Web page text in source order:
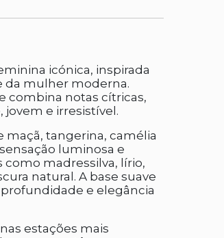
icónica, inspirada
da mulher moderna.
combina notas cítricas,
jovem e irresistível.
maçã, tangerina, camélia
luminosa e
como madressilva, lírio,
natural. A base suave
e elegância
estações mais